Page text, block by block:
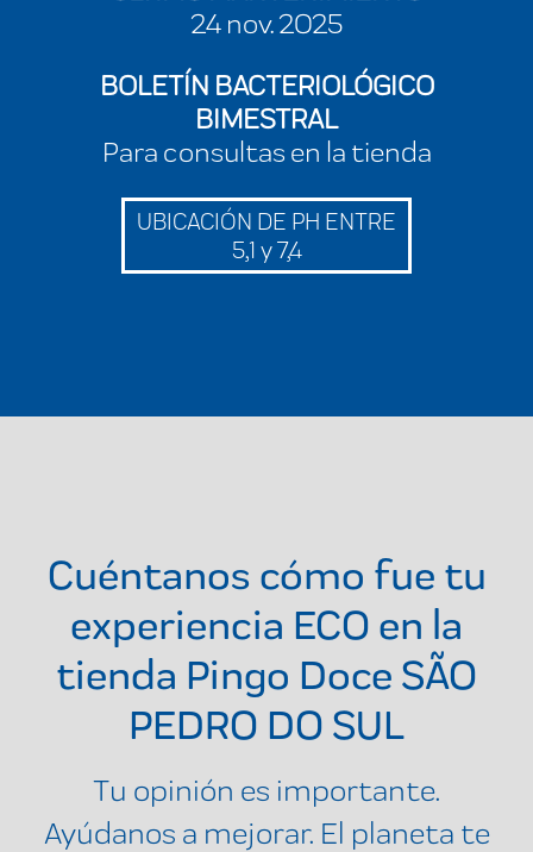
24 nov. 2025
BOLETÍN BACTERIOLÓGICO
BIMESTRAL
Para consultas en la tienda
UBICACIÓN DE PH ENTRE
5,1 y 7,4
Cuéntanos cómo fue tu
experiencia ECO en la
tienda Pingo Doce SÃO
PEDRO DO SUL
Tu opinión es importante.
Ayúdanos a mejorar. El planeta te